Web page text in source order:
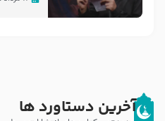
آخرین دستاورد ها